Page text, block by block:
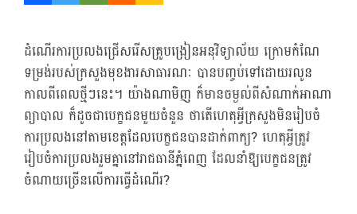
ដំណើរការប្រលងជ្រើសរើសគ្រូបង្រៀនអនុវិទ្យាល័យ ក្រោមកំណែ
ទម្រង់របស់ក្រសួងមុខងារសាធារណៈ បានបញ្ចប់ទៅដោយរលូន
កាលពីពេលថ្មីៗនេះ។ យ៉ាងណាមិញ ក៏មានចម្ងល់ពីសំណាក់អាណា
ព្យាបាល ក៏ដូចជាបេក្ខជនមួយចំនួន ថាតើហេតុអ្វីក្រសួងមិនរៀបចំ
ការប្រលងនៅតាមខេត្តដែលបេក្ខជនបានដាក់ពាក្យ? ហេតុអ្វីត្រូវ
រៀបចំការប្រលងរួមគ្នានៅរាជធានីភ្នំពេញ ដែលនាំឱ្យបេក្ខជនត្រូវ
ចំណាយច្រើនលើការធ្វើដំណើរ?